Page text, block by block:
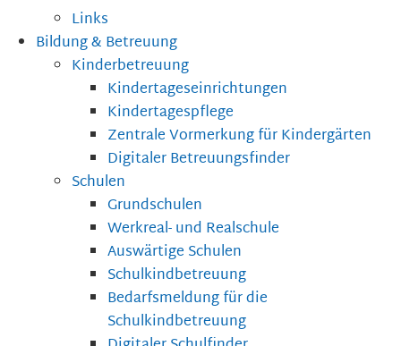
Links
Bildung & Betreuung
Kinderbetreuung
Kindertageseinrichtungen
Kindertagespflege
Zentrale Vormerkung für Kindergärten
Digitaler Betreuungsfinder
Schulen
Grundschulen
Werkreal- und Realschule
Auswärtige Schulen
Schulkindbetreuung
Bedarfsmeldung für die
Schulkindbetreuung